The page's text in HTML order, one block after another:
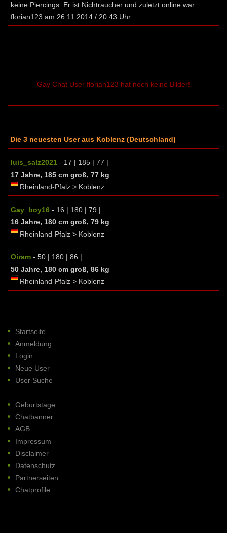
keine Piercings. Er ist Nichtraucher und zuletzt online war
florian123 am 26.11.2014 / 20:43 Uhr.
Gay Chat User florian123 hat noch keine Bilder!
Die 3 neuesten User aus Koblenz (Deutschland)
luis_salz2021 - 17 | 185 | 77 |
17 Jahre, 185 cm groß, 77 kg
Rheinland-Pfalz > Koblenz
Gay_boy16 - 16 | 180 | 79 |
16 Jahre, 180 cm groß, 79 kg
Rheinland-Pfalz > Koblenz
Oiram - 50 | 180 | 86 |
50 Jahre, 180 cm groß, 86 kg
Rheinland-Pfalz > Koblenz
Startseite
Anmeldung
Login
Neue User
User Suche
Geburtstage
Chatbanner
AGB
Impressum
Disclaimer
Datenschutz
Partnerseiten
Chatprofile